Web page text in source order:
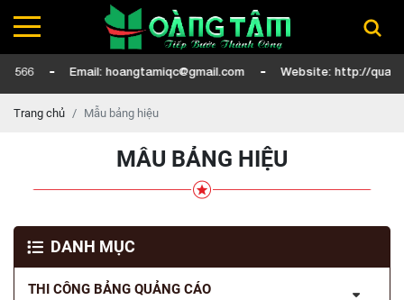
Email: hoangtamiqc@gmail.com Website: http://
Trang chủ Mẫu bảng hiệu
MẪU BẢNG HIỆU
DANH MỤC
THI CÔNG BẢNG QUẢNG CÁO